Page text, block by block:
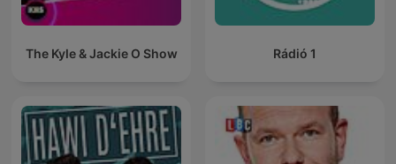
The Kyle & Jackie O Show Rádió 1